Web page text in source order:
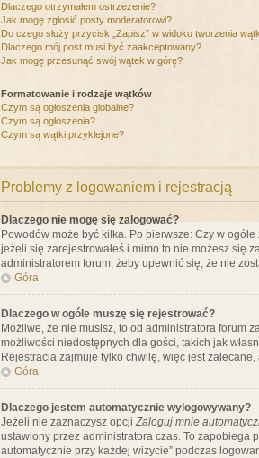
Dlaczego otrzymałem ostrzeżenie?
Jak mogę zgłosić posty moderatorowi?
Do czego służy przycisk „Zapisz” w widoku tworzenia
Dlaczego mój post musi być zaakceptowany?
Jak mogę przesunąć swój wątek w górę?
Formatowanie i rodzaje wątków
Czym są ogłoszenia globalne?
Czym są ogłoszenia?
Czym są wątki przyklejone?
Problemy z logowaniem i rejestracją
Dlaczego nie mogę się zalogować?
Powodów może być kilka. Po pierwsze: Czy w
jeżeli się zarejestrowałeś i mimo to nie możesz się
administratorem forum, żeby upewnić się, że nie
Góra
Dlaczego w ogóle muszę się rejestrować?
Możliwe, że nie musisz, to od administratora forum
możliwości niedostępnych dla gości, takich jak
Rejestracja zajmuje tylko chwilę, więc jest zalecane,
Góra
Dlaczego jestem automatycznie wylogowywany?
Jeżeli nie zaznaczysz opcji Zaloguj mnie
ustawiony przez administratora czas. To zapobiega
automatycznie przy każdej wizycie” podczas